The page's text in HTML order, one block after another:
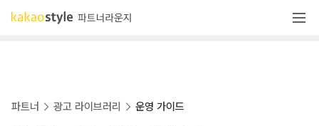
파트너 광고 라이브러리 운영 가이드